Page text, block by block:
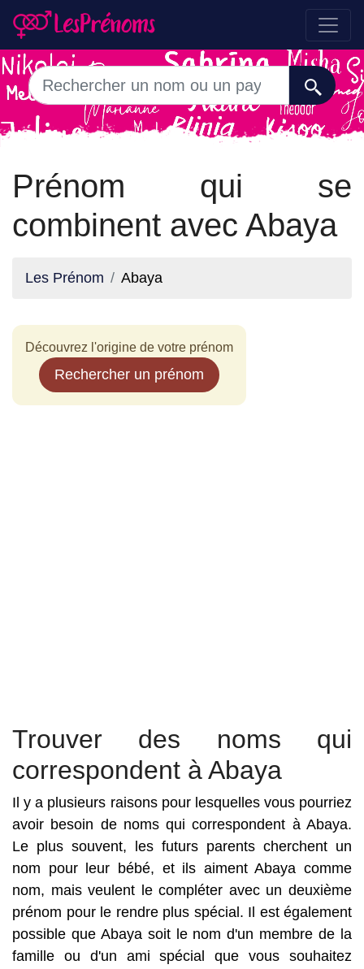
Prénom qui se
combinent avec Abaya
Les Prénom Abaya
Découvrez l'origine de votre prénom
Rechercher un prénom
Trouver des noms qui
correspondent à Abaya
Il y a plusieurs raisons pour lesquelles vous pourriez
avoir besoin de noms qui correspondent à Abaya.
Le plus souvent, les futurs parents cherchent un
nom pour leur bébé, et ils aiment Abaya comme
nom, mais veulent le compléter avec un deuxième
prénom pour le rendre plus spécial. Il est également
possible que Abaya soit le nom d'un membre de la
famille ou d'un ami spécial que vous souhaitez